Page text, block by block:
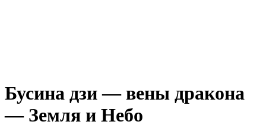
Бусина дзи — вены дракона
— Земля и Небо